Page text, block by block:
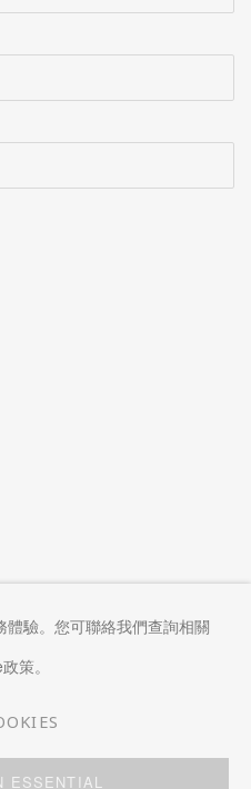
網頁支持 ARTLOGIC
驗。您可聯絡我們查詢相關
策。
ESSENTIAL